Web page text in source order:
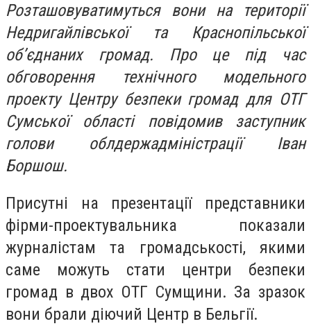
Розташовуватимуться вони на території
Недригайлівської та Краснопільської
об’єднаних громад. Про це під час
обговорення технічного модельного
проекту Центру безпеки громад для ОТГ
Сумської області повідомив заступник
голови облдержадміністрації Іван
Боршош.
Присутні на презентації представники
фірми-проектувальника показали
журналістам та громадськості, якими
саме можуть стати центри безпеки
громад в двох ОТГ Сумщини. За зразок
вони брали діючий Центр в Бельгії.